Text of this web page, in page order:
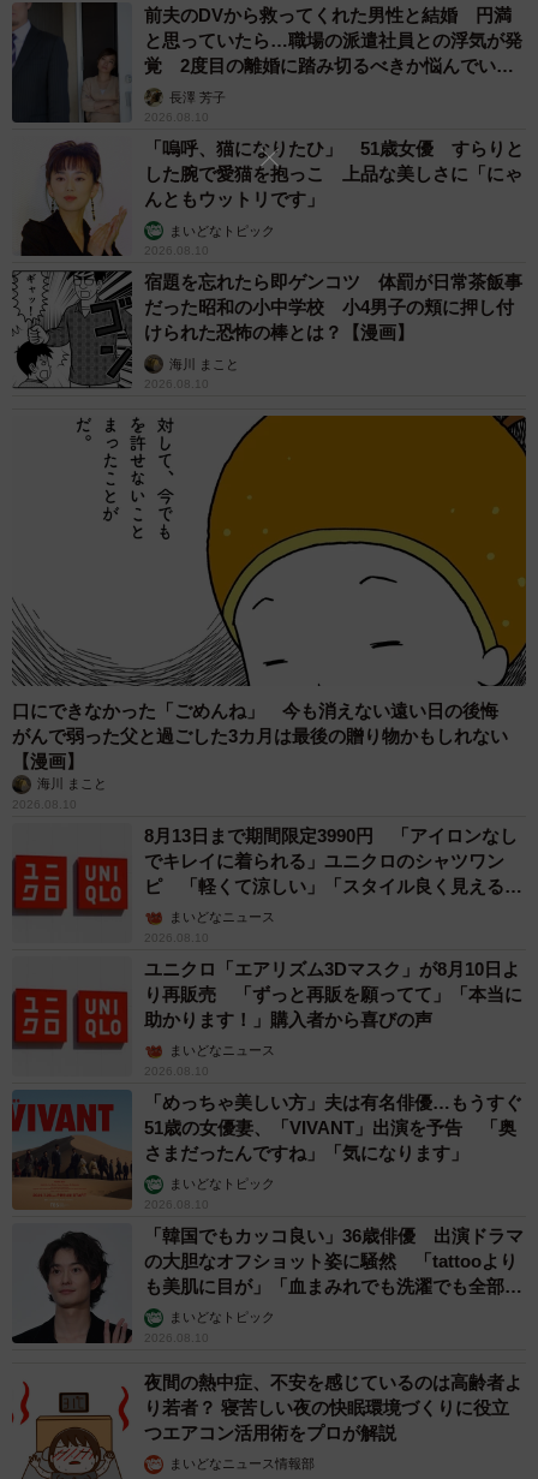
室内で干しても乾きません（提供画像）
ーービーズクッションを買ったことを後悔していますか。
「全然乾かないツイートに対して『買うのをやめよう』と
いう方もいらっしゃったのですが、子どもが小さいときは
クッションの上でよく寝たり、授乳が楽だったり、良い点
もありました。私は気管支炎持ちで、咳がひどくて眠れな
いときはクッションにもたれるなどとても重宝しました。
あとメーカーさんには、頼むから内側のビーズが入ったカ
バーを防水のにしてほしいです。それか防水のビーズクッ
ションを売ってほしいです」
再びベランダで干しましたが…乾きませんでした（提供画像）
ビーズクッションの洗濯は禁止
前夫のDVから救ってくれた男性と結婚 円満
と思っていたら…職場の派遣社員との浮気が発
覚 2度目の離婚に踏み切るべきか悩んでいま
す【夫婦関係修復カウンセラーが解説】
長澤 芳子
2026.08.10
「嗚呼、猫になりたひ」 51歳女優 すらりと
した腕で愛猫を抱っこ 上品な美しさに「にゃ
んともウットリです」
まいどなトピック
2026.08.10
宿題を忘れたら即ゲンコツ 体罰が日常茶飯事
だった昭和の小中学校 小4男子の頬に押し付
けられた恐怖の棒とは？【漫画】
海川 まこと
2026.08.10
口にできなかった「ごめんね」 今も消えない遠い日の後悔
がんで弱った父と過ごした3カ月は最後の贈り物かもしれない
【漫画】
海川 まこと
2026.08.10
8月13日まで期間限定3990円 「アイロンなし
でキレイに着られる」ユニクロのシャツワン
ピ 「軽くて涼しい」「スタイル良く見える」
の声まいどなニュース
2026.08.10
ユニクロ「エアリズム3Dマスク」が8月10日よ
り再販売 「ずっと再販を願ってて」「本当に
助かります！」購入者から喜びの声
まいどなニュース
2026.08.10
「めっちゃ美しい方」夫は有名俳優…もうすぐ
51歳の女優妻、「VIVANT」出演を予告 「奥
さまだったんですね」「気になります」
まいどなトピック
2026.08.10
「韓国でもカッコ良い」36歳俳優 出演ドラマ
の大胆なオフショット姿に騒然 「tattooより
も美肌に目が」「血まみれでも洗濯でも全部か
っこいい」
まいどなトピック
2026.08.10
夜間の熱中症、不安を感じているのは高齢者よ
り若者？ 寝苦しい夜の快眠環境づくりに役立
つエアコン活用術をプロが解説
まいどなニュース情報部